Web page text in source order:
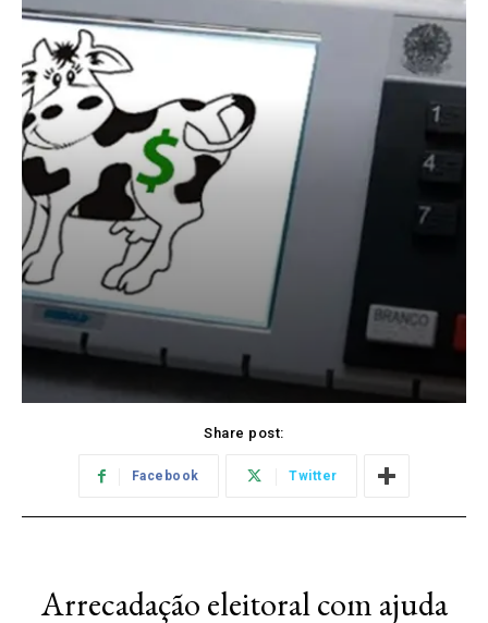
Share post:
Facebook Twitter
Arrecadação eleitoral com ajuda